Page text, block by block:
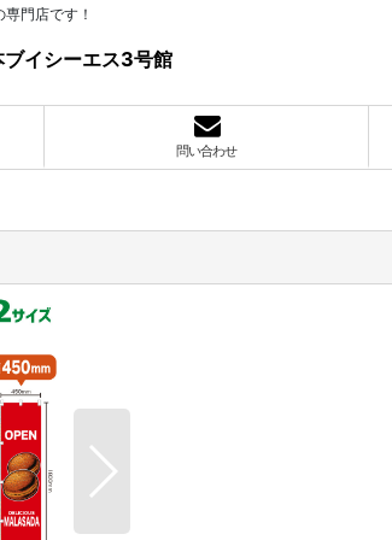
門店です！
イシーエス3号館
問い合わせ